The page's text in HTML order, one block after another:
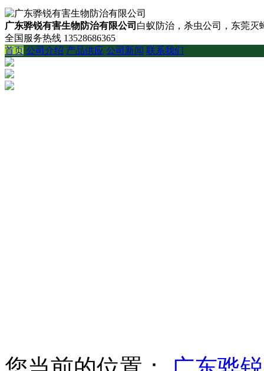
广东骅锐有害生物防治有限公司 白蚁防治，杀虫公司，东莞灭
全国服务热线 13528686365
首页 公司介绍 产品供应 公司新闻 联系我们